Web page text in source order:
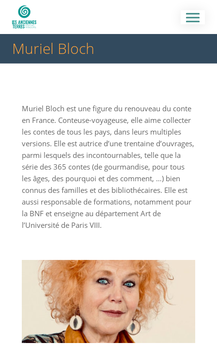
Muriel Bloch
Muriel Bloch est une figure du renouveau du conte
en France. Conteuse-voyageuse, elle aime collecter
les contes de tous les pays, dans leurs multiples
versions. Elle est autrice d’une trentaine d’ouvrages,
parmi lesquels des incontournables, telle que la
série des 365 contes (de gourmandise, pour tous
les âges, des pourquoi et des comment, …) bien
connus des familles et des bibliothécaires. Elle est
aussi responsable de formations, notamment pour
la BNF et enseigne au département Art de
l’Université de Paris VIII.